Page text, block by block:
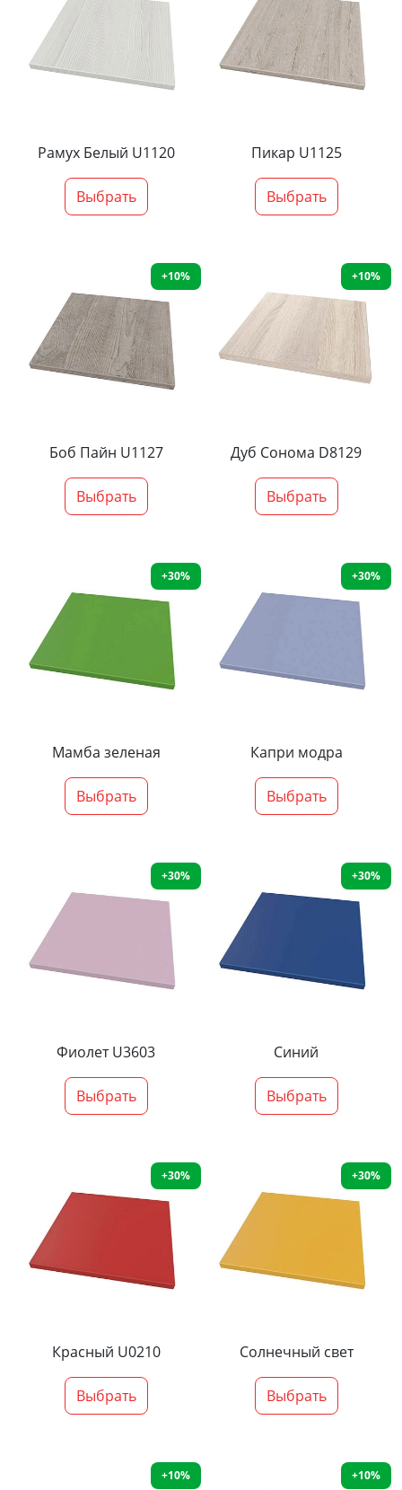
Рамух Белый U1120
Выбрать
Пикар U1125
Выбрать
+10%
Боб Пайн U1127
Выбрать
+10%
Дуб Сонома D8129
Выбрать
+30%
Мамба зеленая
Выбрать
+30%
Капри модра
Выбрать
+30%
Фиолет U3603
Выбрать
+30%
Синий
Выбрать
+30%
Красный U0210
Выбрать
+30%
Солнечный свет
Выбрать
+10% +10%